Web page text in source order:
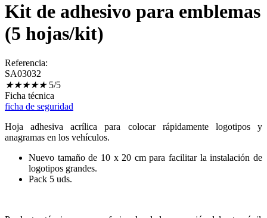
Kit de adhesivo para emblemas
(5 hojas/kit)
Referencia:
SA03032
★★★★★ 5/5
Ficha técnica
ficha de seguridad
Hoja adhesiva acrílica para colocar rápidamente logotipos y
anagramas en los vehículos.
Nuevo tamaño de 10 x 20 cm para facilitar la instalación de
logotipos grandes.
Pack 5 uds.